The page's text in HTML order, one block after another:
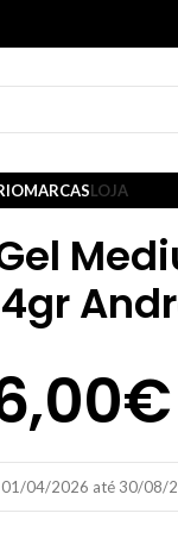
MARCASLOJA
€
01/04/2026 até 30/08/